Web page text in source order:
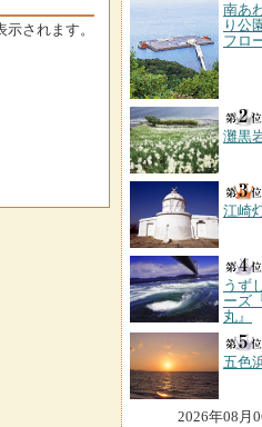
されます。
南あ
り公
フロ
灘黒
江崎
うず
ーズ
丸』
五色
2026年08月